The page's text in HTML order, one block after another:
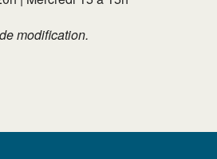
modification.